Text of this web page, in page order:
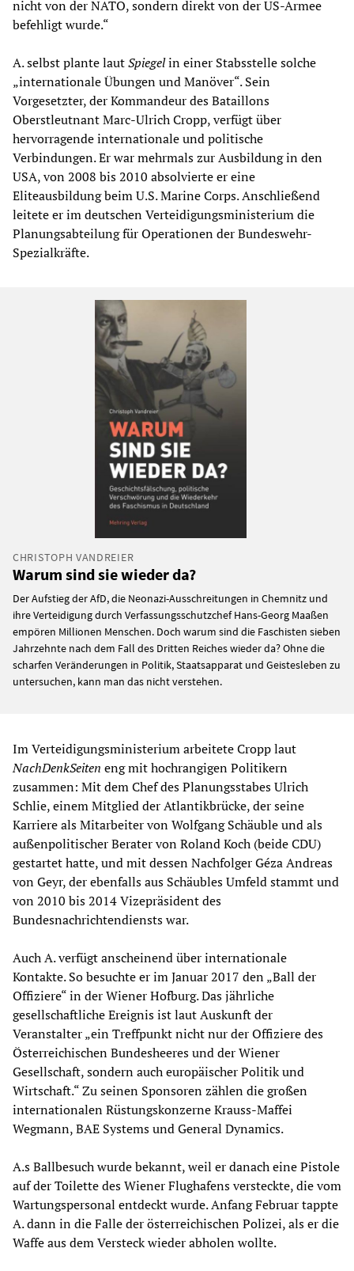
nicht von der NATO, sondern direkt von der US-Armee
befehligt wurde.“
A. selbst plante lautSpiegelin einer Stabsstelle solche
„internationale Übungen und Manöver“. Sein
Vorgesetzter, der Kommandeur des Bataillons
Oberstleutnant Marc-Ulrich Cropp, verfügt über
hervorragende internationale und politische
Verbindungen. Er war mehrmals zur Ausbildung in den
USA, von 2008 bis 2010 absolvierte er eine
Eliteausbildung beim U.S. Marine Corps. Anschließend
leitete er im deutschen Verteidigungsministerium die
Planungsabteilung für Operationen der Bundeswehr-
Spezialkräfte.
CHRISTOPH VANDREIER
Warum sind sie wieder da?
Der Aufstieg der AfD, die Neonazi-Ausschreitungen in Chemnitz und
ihre Verteidigung durch Verfassungsschutzchef Hans-Georg Maaßen
empören Millionen Menschen. Doch warum sind die Faschisten sieben
Jahrzehnte nach dem Fall des Dritten Reiches wieder da? Ohne die
scharfen Veränderungen in Politik, Staatsapparat und Geistesleben zu
untersuchen, kann man das nicht verstehen.
Im Verteidigungsministerium arbeitete Cropp laut
NachDenkSeiten eng mit hochrangigen Politikern
zusammen: Mit dem Chef des Planungsstabes Ulrich
Schlie, einem Mitglied der Atlantikbrücke, der seine
Karriere als Mitarbeiter von Wolfgang Schäuble und als
außenpolitischer Berater von Roland Koch (beide CDU)
gestartet hatte, und mit dessen Nachfolger Géza Andreas
von Geyr, der ebenfalls aus Schäubles Umfeld stammt und
von 2010 bis 2014 Vizepräsident des
Bundesnachrichtendiensts war.
Auch A. verfügt anscheinend über internationale
Kontakte. So besuchte er im Januar 2017 den „Ball der
Offiziere“ in der Wiener Hofburg. Das jährliche
gesellschaftliche Ereignis ist laut Auskunft der
Veranstalter „ein Treffpunkt nicht nur der Offiziere des
Österreichischen Bundesheeres und der Wiener
Gesellschaft, sondern auch europäischer Politik und
Wirtschaft.“ Zu seinen Sponsoren zählen die großen
internationalen Rüstungskonzerne Krauss-Maffei
Wegmann, BAE Systems und General Dynamics.
A.s Ballbesuch wurde bekannt, weil er danach eine Pistole
auf der Toilette des Wiener Flughafens versteckte, die vom
Wartungspersonal entdeckt wurde. Anfang Februar tappte
A. dann in die Falle der österreichischen Polizei, als er die
Waffe aus dem Versteck wieder abholen wollte.